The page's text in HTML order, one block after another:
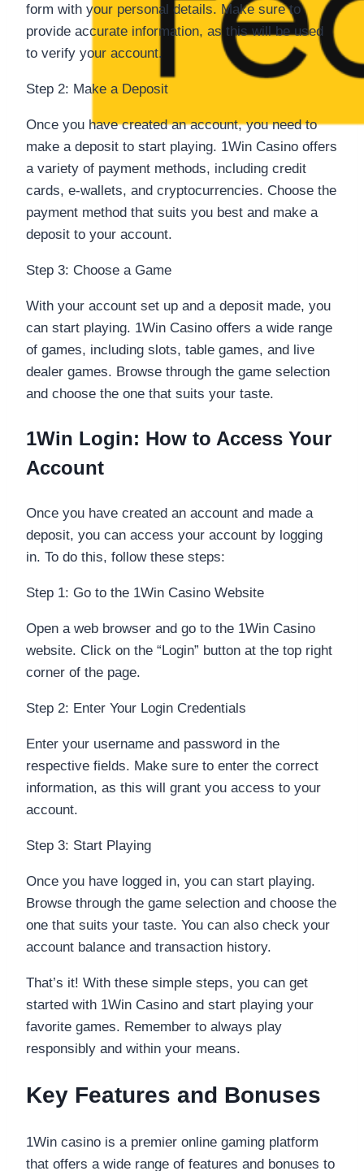
form with your personal details. Make sure to
provide accurate information, as this will be used
to verify your account.
Step 2: Make a Deposit
Once you have created an account, you need to
make a deposit to start playing. 1Win Casino offers
a variety of payment methods, including credit
cards, e-wallets, and cryptocurrencies. Choose the
payment method that suits you best and make a
deposit to your account.
Step 3: Choose a Game
With your account set up and a deposit made, you
can start playing. 1Win Casino offers a wide range
of games, including slots, table games, and live
dealer games. Browse through the game selection
and choose the one that suits your taste.
1Win Login: How to Access Your
Account
Once you have created an account and made a
deposit, you can access your account by logging
in. To do this, follow these steps:
Step 1: Go to the 1Win Casino Website
Open a web browser and go to the 1Win Casino
website. Click on the “Login” button at the top right
corner of the page.
Step 2: Enter Your Login Credentials
Enter your username and password in the
respective fields. Make sure to enter the correct
information, as this will grant you access to your
account.
Step 3: Start Playing
Once you have logged in, you can start playing.
Browse through the game selection and choose the
one that suits your taste. You can also check your
account balance and transaction history.
That’s it! With these simple steps, you can get
started with 1Win Casino and start playing your
favorite games. Remember to always play
responsibly and within your means.
Key Features and Bonuses
1Win casino is a premier online gaming platform
that offers a wide range of features and bonuses to